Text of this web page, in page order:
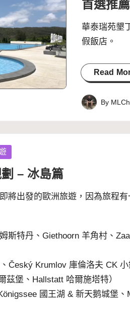
首選推
華泰瑞苑墾
假飯店。
Read
Posted
by
By
– 冰島篇
將出發的歐洲旅遊，因為旅程
斯特丹、Giethoorn 羊角村、
Český Krumlov 庫倫洛夫 CK 小
茲堡、Hallstatt 哈爾施塔特）
國王湖 & 新天鹅城堡、